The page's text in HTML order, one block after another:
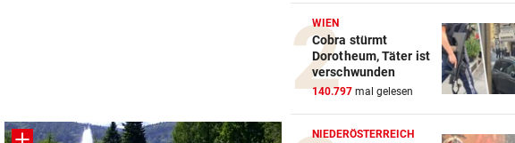
WIEN
Cobra stürmt
Dorotheum, Täter ist
verschwunden
140.797 mal gelesen
NIEDERÖSTERREICH